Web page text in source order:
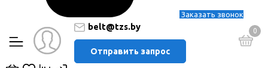
Заказать звонок
belt@tzs.by
Отправить запрос
0